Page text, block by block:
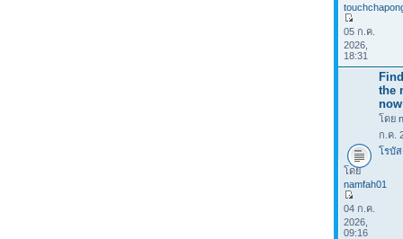
05 ก.ค.
2026,
18:31
the
now
โดย
ก.ค.
โรบั
โดย
namfah01
04 ก.ค.
2026,
09:16